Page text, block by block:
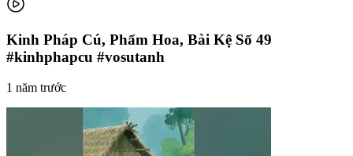
Kinh Pháp Cú, Phẩm Hoa, Bài Kệ Số 49
#kinhphapcu #vosutanh
1 năm trước